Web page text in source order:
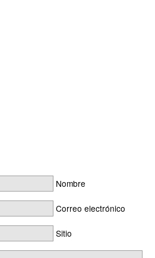
Nombre
Correo electrónico
Sitio